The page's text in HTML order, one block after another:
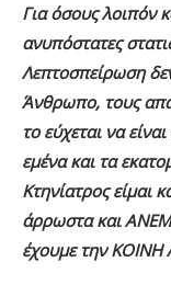
Για όσους λοιπόν
ανυπόστατες
Λεπτοσπείρωση
Άνθρωπο, τους
το εύχεται να
εμένα και τα
Κτηνίατρος είμαι
άρρωστα και
έχουμε την